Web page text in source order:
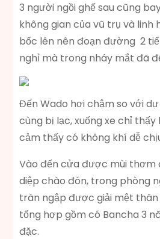
3 người ngồi ghế sau cũng
không gian của vũ trụ và linh
bốc lên nên đoạn đường 2
nghỉ mà trong nháy mắt đã
Đến Wado hơi chậm so với
cùng bị lạc, xuống xe chỉ
cảm thấy có không khí dễ
Vào đến cửa được mùi thơm
diệp chào đón, trong phòng
tràn ngập được giải mệt
tổng hợp gồm có Bancha 3
đặc.